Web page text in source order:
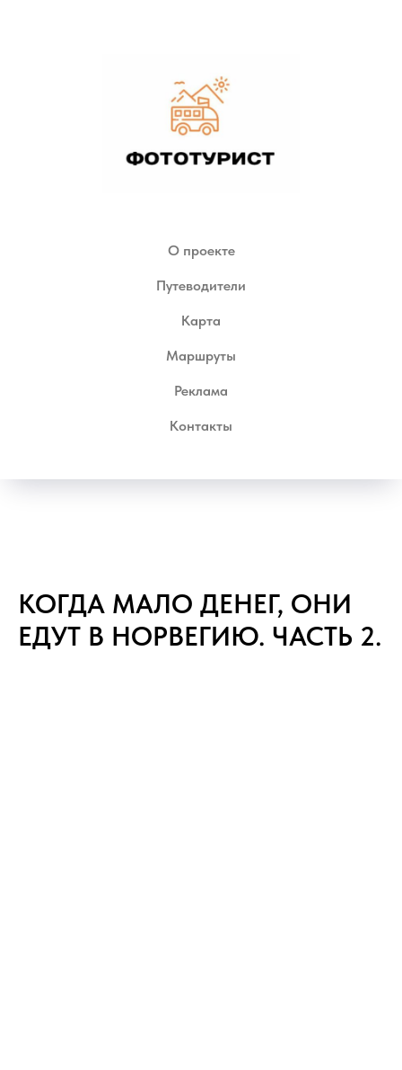
О проекте
Путеводители
Карта
Маршруты
Реклама
Контакты
КОГДА МАЛО ДЕНЕГ, ОНИ
ЕДУТ В НОРВЕГИЮ. ЧАСТЬ 2.